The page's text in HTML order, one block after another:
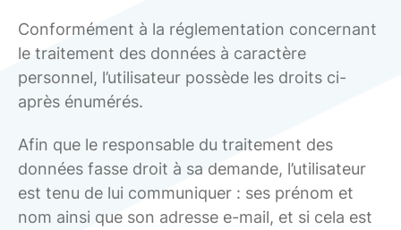
Conformément à la réglementation concernant
le traitement des données à caractère
personnel, l’utilisateur possède les droits ci-
après énumérés.
Afin que le responsable du traitement des
données fasse droit à sa demande, l’utilisateur
est tenu de lui communiquer : ses prénom et
nom ainsi que son adresse e-mail, et si cela est